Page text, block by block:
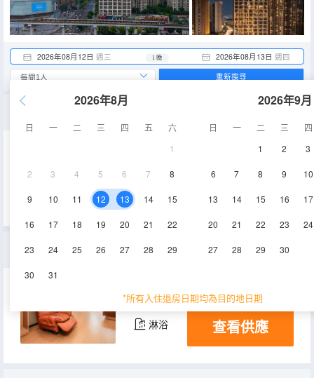
2026年08月12日 週三 2026年08月13日 週四
1 晚
2026年8月
日 一 二 三 四 五
六
1
2 3 4 5 6 7 8
9 10 11 12 13 14 15
16 17 18 19 20 21 22
23 24 25 26 27 28 29
30 31
2026年9月
日 一 二 三
四
1
2 3
6 7 8 9 10
13 14 15 16 17
20 21 22 23 24
27 28 29 30
*所有入住退房日期均為目的地日期
重新搜尋
30-35㎡ 空調
30-40㎡ 3-4層
淋浴 查看供應